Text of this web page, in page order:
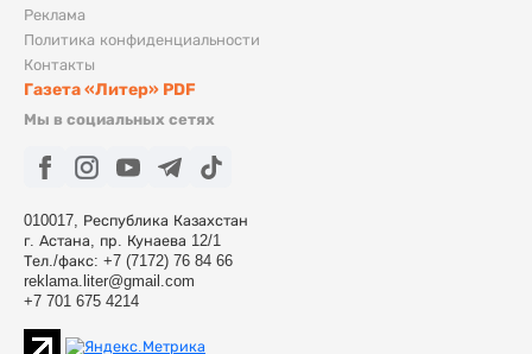
Реклама
Политика конфиденциальности
Контакты
Газета «Литер» PDF
Мы в социальных сетях
010017, Республика Казахстан
г. Астана, пр. Кунаева 12/1
Тел./факс: +7 (7172) 76 84 66
reklama.liter@gmail.com
+7 701 675 4214